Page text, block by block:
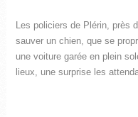
Les policiers de Plérin, près
sauver un chien, que se
une voiture garée en plein
lieux, une surprise les